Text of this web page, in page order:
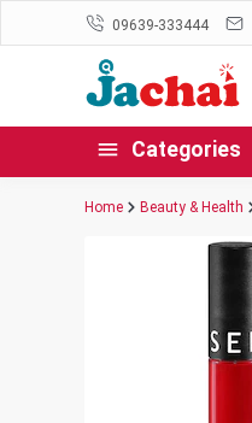
09639-333444
Categories
Home Beauty & Health